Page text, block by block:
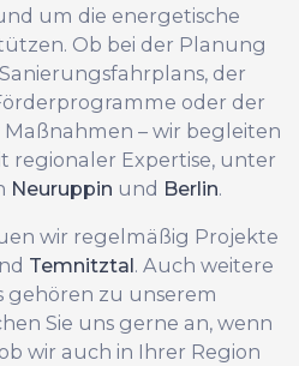
um die energetische
Ob bei der Planung
der
oder der
– wir begleiten
regionaler Expertise, unter
Neuruppin und Berlin.
wir regelmäßig Projekte
Temnitztal. Auch weitere
gehören zu unserem
Sie uns gerne an, wenn
wir auch in Ihrer Region